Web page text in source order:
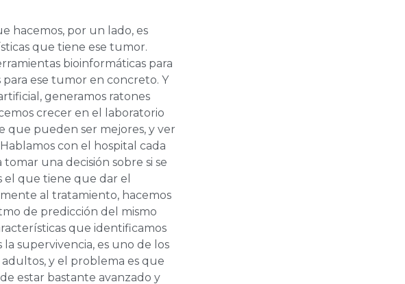
hacemos, por un lado, es
que tiene ese tumor.
bioinformáticas para
ese tumor en concreto. Y
generamos ratones
crecer en el laboratorio
que pueden ser mejores, y ver
con el hospital cada
una decisión sobre si se
el que tiene que dar el
al tratamiento, hacemos
de predicción del mismo
que identificamos
supervivencia, es uno de los
y el problema es que
estar bastante avanzado y